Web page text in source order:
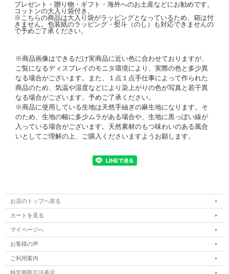
プレゼント・贈り物・ギフト・海外へのお土産などにお勧めです。
コットンの大入り袋付き。
※こちらの商品は大入り袋がラッピングとなっているため、箱は付
きません。包装紙のラッピング・熨斗（のし）も対応できませんの
で予めご了承ください。
※商品画像はできるだけ実商品に近い色に合わせておりますが、
ご覧になるディスプレイのモニタ環境により、実際の色と多少異
なる場合がございます。また、１点１点手仕事によって作られた
商品のため、気温や湿度などにより染上がりの色が写真と若干異
なる場合がございます。予めご了承ください。
※商品に使用している生地は天然手紬ぎの麻生地になります。そ
のため、生地の幅に多少ムラがある場合や、生地に黒っぽい線が
入っている場合がございます。天然素材のもつ味わいのある風合
いとしてご理解の上、ご購入くださいますようお願します。
お店のトップへ戻る
カートを見る
マイページへ
お客様の声
ご利用案内
特定商取引法表示